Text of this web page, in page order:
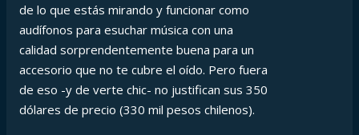
de lo que estás mirando y funcionar como
audífonos para esuchar música con una
calidad sorprendentemente buena para un
accesorio que no te cubre el oído. Pero fuera
de eso -y de verte chic- no justifican sus 350
dólares de precio (330 mil pesos chilenos).